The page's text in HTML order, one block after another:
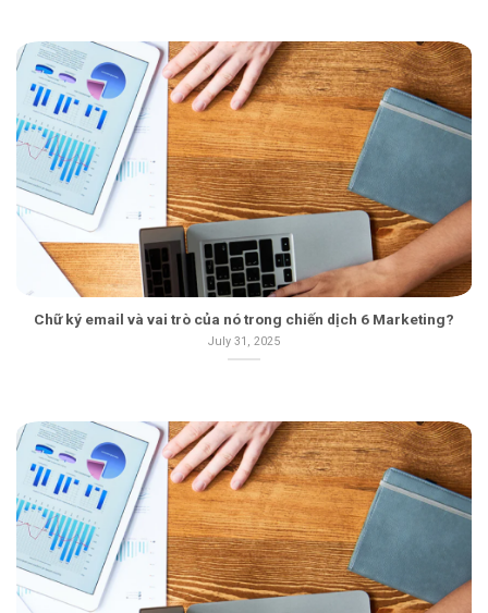
Chữ ký email và vai trò của nó trong chiến dịch 6 Marketing?
July 31, 2025